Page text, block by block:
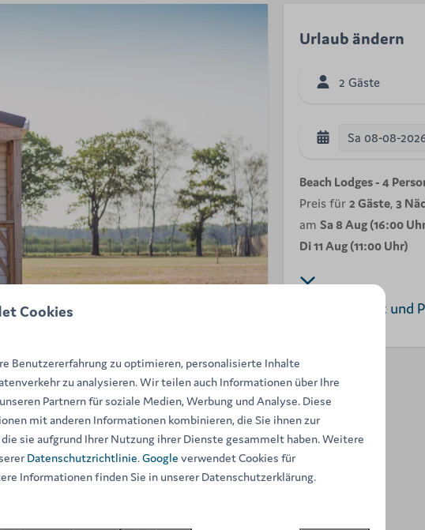
Urlaub ändern
2 Gäste
Sa 08-08-
Beach Lodges - 4
Preis für2 Gäste,3
amSa 8 Aug (16:00
Di 11 Aug (11:00 Uhr)
Verfügbarkeit und
Cookies
Benutzererfahrung zu optimieren, personalisierte Inhalte
zu analysieren. Wir teilen auch Informationen über Ihre
Partnern für soziale Medien, Werbung und Analyse. Diese
mit anderen Informationen kombinieren, die Sie ihnen zur
sie aufgrund Ihrer Nutzung ihrer Dienste gesammelt haben. Weitere
Datenschutzrichtlinie.Google verwendet Cookies für
Informationen finden Sie in unserer Datenschutzerklärung.